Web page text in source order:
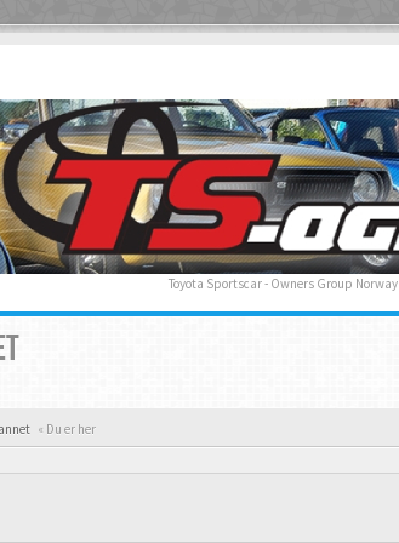
Toyota Sportscar - Owners Group Norway
« Du er her